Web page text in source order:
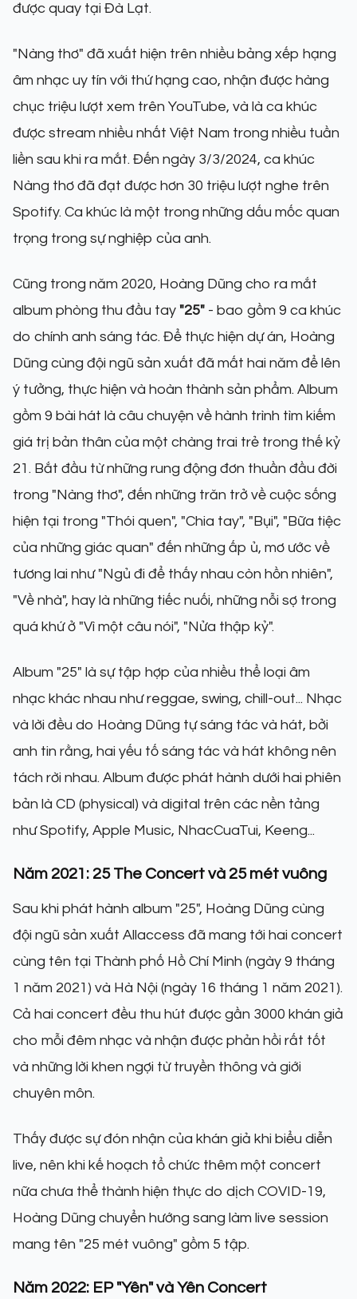
được quay tại Đà Lạt.
"Nàng thơ" đã xuất hiện trên nhiều bảng xếp hạng
âm nhạc uy tín với thứ hạng cao, nhận được hàng
chục triệu lượt xem trên YouTube, và là ca khúc
được stream nhiều nhất Việt Nam trong nhiều tuần
liền sau khi ra mắt. Đến ngày 3/3/2024, ca khúc
Nàng thơ đã đạt được hơn 30 triệu lượt nghe trên
Spotify. Ca khúc là một trong những dấu mốc quan
trọng trong sự nghiệp của anh.
Cũng trong năm 2020, Hoàng Dũng cho ra mắt
album phòng thu đầu tay "25" - bao gồm 9 ca khúc
do chính anh sáng tác. Để thực hiện dự án, Hoàng
Dũng cùng đội ngũ sản xuất đã mất hai năm để lên
ý tưởng, thực hiện và hoàn thành sản phẩm. Album
gồm 9 bài hát là câu chuyện về hành trình tìm kiếm
giá trị bản thân của một chàng trai trẻ trong thế kỷ
21. Bắt đầu từ những rung động đơn thuần đầu đời
trong "Nàng thơ", đến những trăn trở về cuộc sống
hiện tại trong "Thói quen", "Chia tay", "Bụi", "Bữa tiệc
của những giác quan" đến những ấp ủ, mơ ước về
tương lai như "Ngủ đi để thấy nhau còn hồn nhiên",
"Về nhà", hay là những tiếc nuối, những nỗi sợ trong
quá khứ ở "Vì một câu nói", "Nửa thập kỷ".
Album "25" là sự tập hợp của nhiều thể loại âm
nhạc khác nhau như reggae, swing, chill-out... Nhạc
và lời đều do Hoàng Dũng tự sáng tác và hát, bởi
anh tin rằng, hai yếu tố sáng tác và hát không nên
tách rời nhau. Album được phát hành dưới hai phiên
bản là CD (physical) và digital trên các nền tảng
như Spotify, Apple Music, NhacCuaTui, Keeng...
Năm 2021: 25 The Concert và 25 mét vuông
Sau khi phát hành album "25", Hoàng Dũng cùng
đội ngũ sản xuất Allaccess đã mang tới hai concert
cùng tên tại Thành phố Hồ Chí Minh (ngày 9 tháng
1 năm 2021) và Hà Nội (ngày 16 tháng 1 năm 2021).
Cả hai concert đều thu hút được gần 3000 khán giả
cho mỗi đêm nhạc và nhận được phản hồi rất tốt
và những lời khen ngợi từ truyền thông và giới
chuyên môn.
Thấy được sự đón nhận của khán giả khi biểu diễn
live, nên khi kế hoạch tổ chức thêm một concert
nữa chưa thể thành hiện thực do dịch COVID-19,
Hoàng Dũng chuyển hướng sang làm live session
mang tên "25 mét vuông" gồm 5 tập.
Năm 2022: EP "Yên" và Yên Concert